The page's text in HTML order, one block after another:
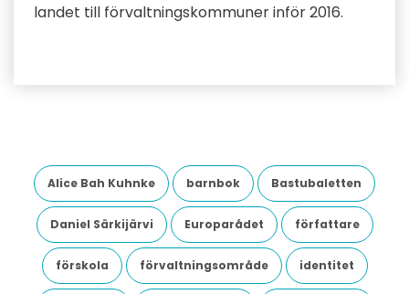
landet till förvaltningskommuner inför 2016.
Alice Bah Kuhnke barnbok Bastubaletten
Daniel Särkijärvi Europarådet författare
förskola förvaltningsområde identitet